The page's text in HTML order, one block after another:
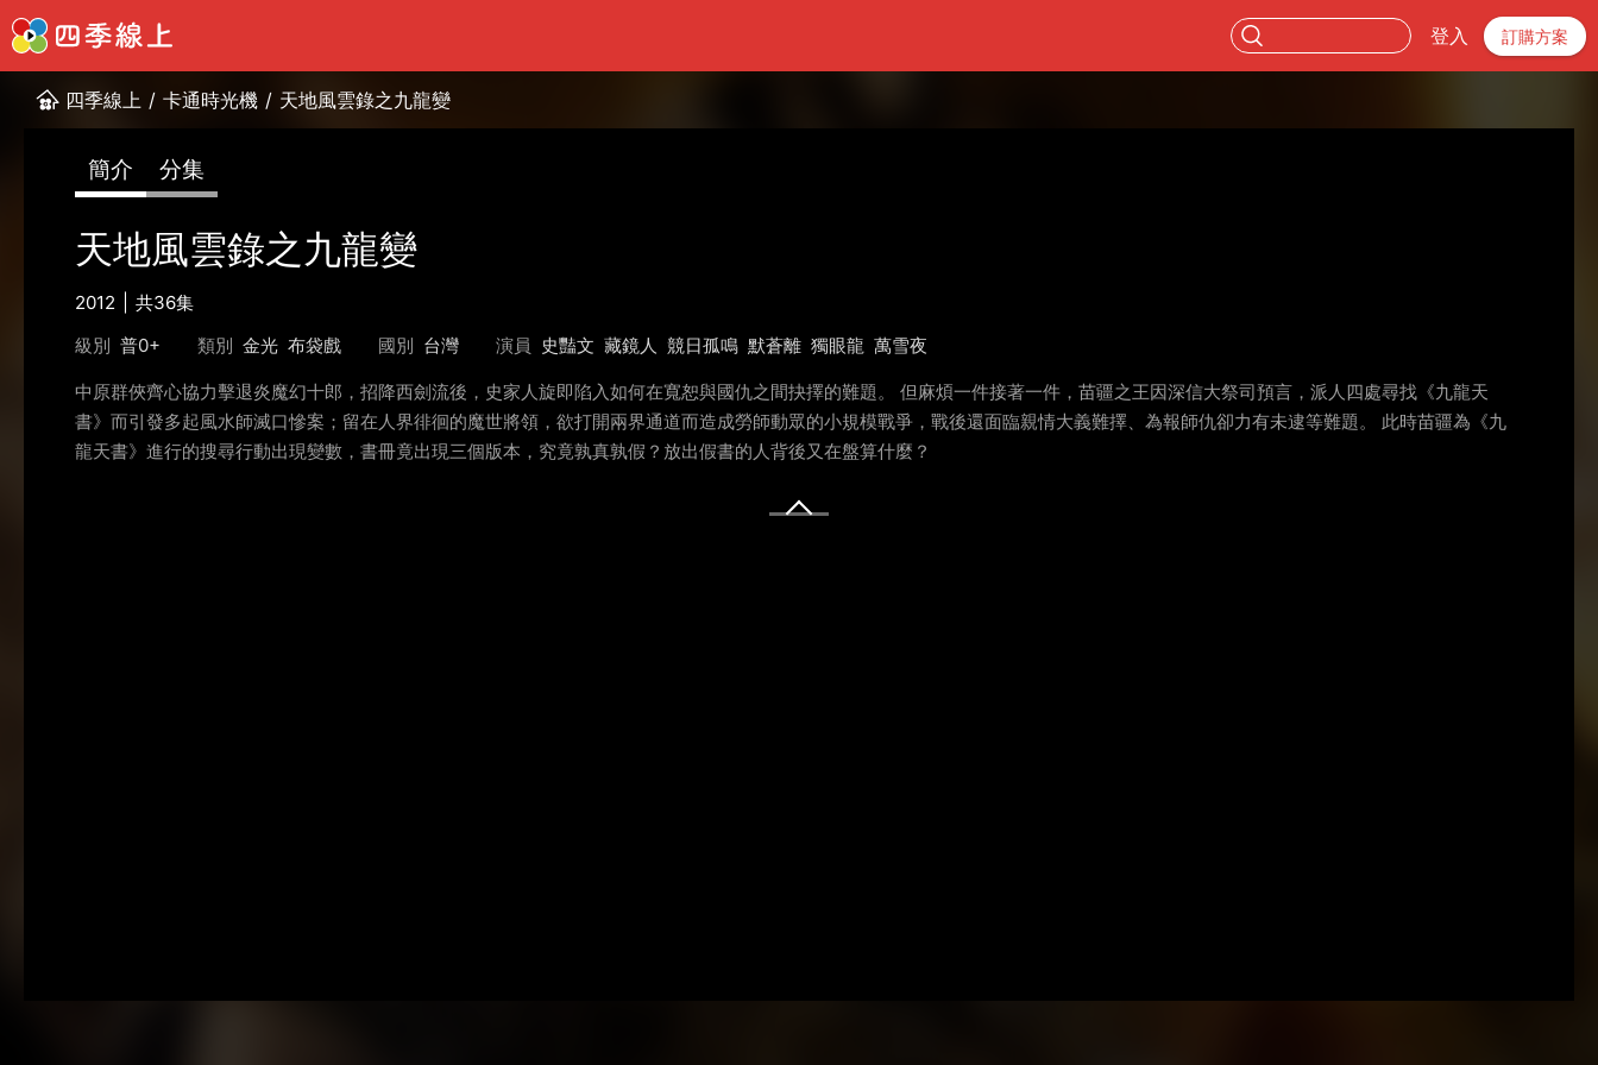
登入 訂購方案
四季線上 / 卡通時光機 / 天地風雲錄之九龍變
簡介 分集
天地風雲錄之九龍變
2012
共36集
級別 普0+ 類別 金光 布袋戲 國別 台灣 演員 史豔文 藏鏡人 競日孤鳴 默蒼離 獨眼龍 萬雪夜
中原群俠齊心協力擊退炎魔幻十郎，招降西劍流後，史家人旋即陷入如何在寬恕與國仇之間抉擇的難題。 但麻煩一件接著一件，苗疆之王因深信大祭司預言，派人四處尋找《九龍天
書》而引發多起風水師滅口慘案；留在人界徘徊的魔世將領，欲打開兩界通道而造成勞師動眾的小規模戰爭，戰後還面臨親情大義難擇、為報師仇卻力有未逮等難題。 此時苗疆為《九
龍天書》進行的搜尋行動出現變數，書冊竟出現三個版本，究竟孰真孰假？放出假書的人背後又在盤算什麼？